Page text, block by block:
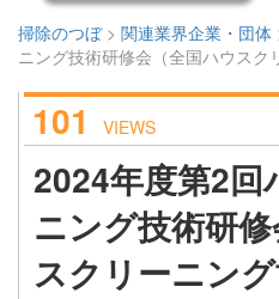
掃除のつぼ> 関連業界企業・団体
ニング技術研修会（全国ハウスク
101 VIEWS
2024年度第2
ニング技術研
スクリーニング